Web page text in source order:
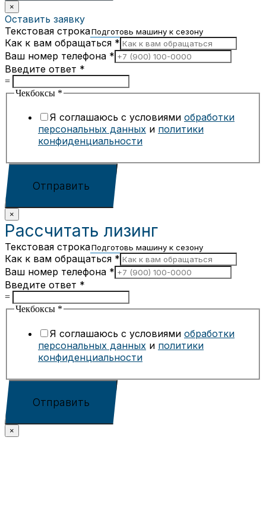
×
Оставить заявку
Текстовая строка
Как к вам обращаться *
Ваш номер телефона *
Введите ответ *
=
Чекбоксы *
Я соглашаюсь с условиями обработки
персональных данных и политики
конфиденциальности
Отправить
×
Рассчитать лизинг
Текстовая строка
Как к вам обращаться *
Ваш номер телефона *
Введите ответ *
=
Чекбоксы *
Я соглашаюсь с условиями обработки
персональных данных и политики
конфиденциальности
Отправить
×